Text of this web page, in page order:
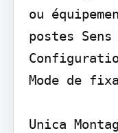
ou
postes Sens
Mode de
Unica